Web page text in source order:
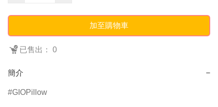
加至購物車
已售出： 0
簡介 −
GIOPillow